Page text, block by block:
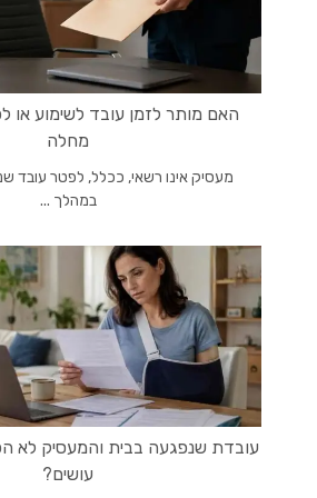
האם מותר לזמן עובד לשימוע או
מחלה
מעסיק אינו רשאי, ככלל, לפטר עובד
במהלך ...
עובדת שנפגעה בבית והמעסיק לא
עושים?